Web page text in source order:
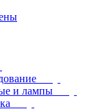
и лампы